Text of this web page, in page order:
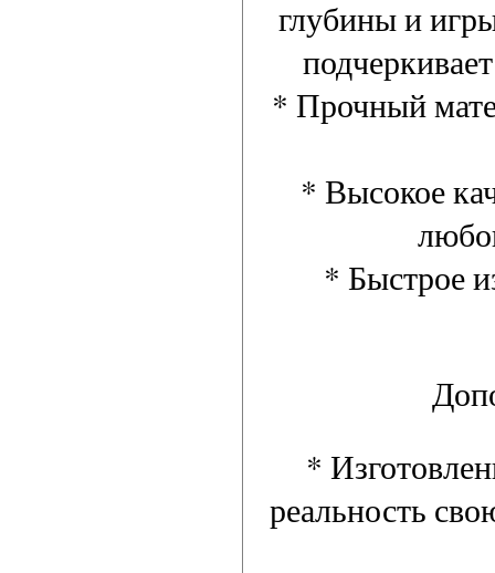
глубины и
* Прочный
* Высокое
* Быстрое
*
реальность